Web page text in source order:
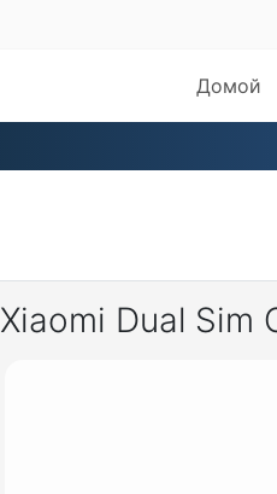
Домой
Xiaomi Dual Sim